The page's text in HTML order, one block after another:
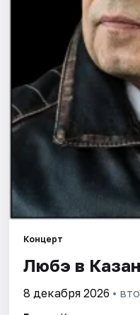
Площадки
Артисты
Рейтинги
Концерт
Любэ в
8 декабря 2026 •